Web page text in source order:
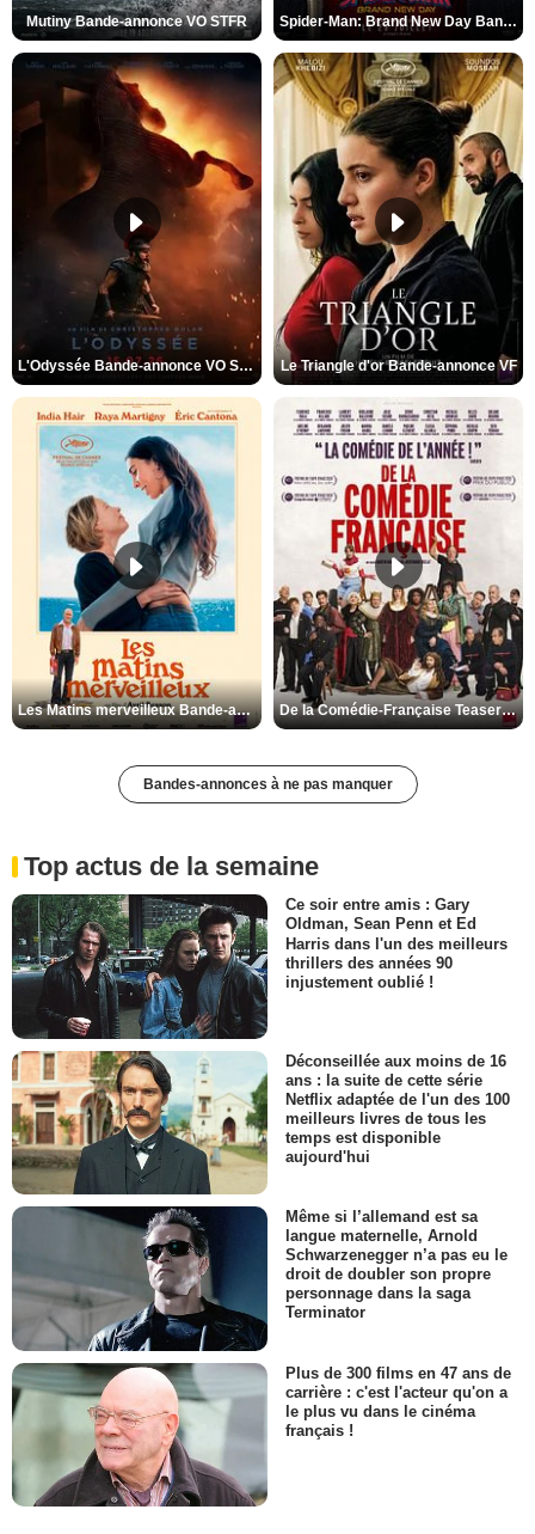
Mutiny Bande-annonce VO STFR Spider-Man: Brand New Day Bande-annonce VO STFR
L'Odyssée Bande-annonce VO STFR Le Triangle d'or Bande-annonce VF
Les Matins merveilleux Bande-annonce VF De la Comédie-Française Teaser VF
Bandes-annonces à ne pas manquer
Top actus de la semaine
Ce soir entre amis : Gary
Oldman, Sean Penn et Ed
Harris dans l'un des meilleurs
thrillers des années 90
injustement oublié !
Déconseillée aux moins de 16
ans : la suite de cette série
Netflix adaptée de l'un des 100
meilleurs livres de tous les
temps est disponible
aujourd'hui
Même si l’allemand est sa
langue maternelle, Arnold
Schwarzenegger n’a pas eu le
droit de doubler son propre
personnage dans la saga
Terminator
Plus de 300 films en 47 ans de
carrière : c'est l'acteur qu'on a
le plus vu dans le cinéma
français !